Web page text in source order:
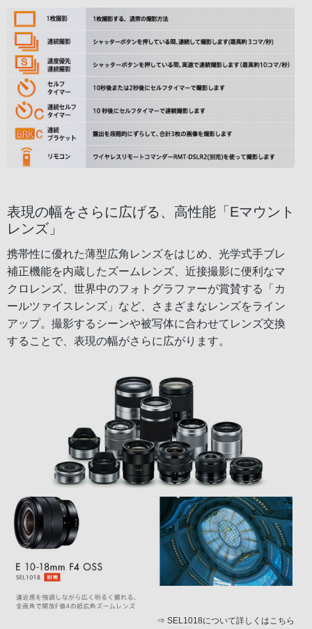
表現の幅をさらに広げる、高性能「Eマウント
レンズ」
携帯性に優れた薄型広角レンズをはじめ、光学式手ブレ
補正機能を内蔵したズームレンズ、近接撮影に便利なマ
クロレンズ、世界中のフォトグラファーが賞賛する「カ
ールツァイスレンズ」など、さまざまなレンズをライン
アップ。撮影するシーンや被写体に合わせてレンズ交換
することで、表現の幅がさらに広がります。
⇒ SEL1018について詳しくはこちら